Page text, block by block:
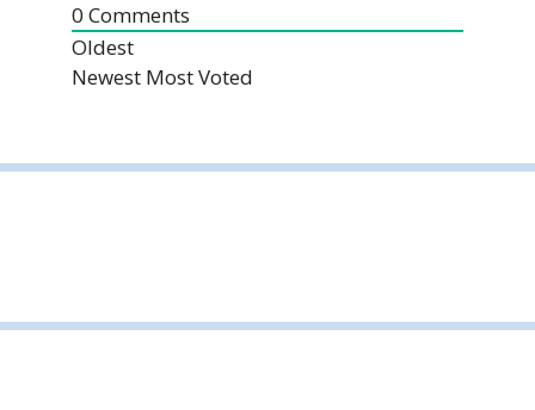
0 Comments
Oldest
Newest Most Voted